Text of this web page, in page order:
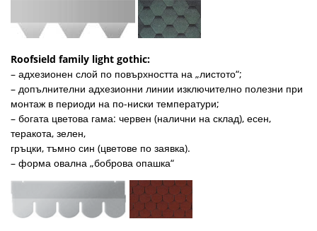
Roofsield family light gothic:
– адхезионен слой по повърхността на „листото“;
– допълнителни адхезионни линии изключително полезни при
монтаж в периоди на по-ниски температури;
– богата цветова гама: червен (налични на склад), есен,
теракота, зелен,
гръцки, тъмно син (цветове по заявка).
– форма овална „боброва опашка“